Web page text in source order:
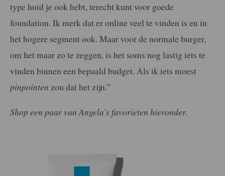
type huid je ook hebt, terecht kunt voor goede
foundation. Ik merk dat er online veel te vinden is en in
het hogere segment ook. Maar voor de normale burger,
om het maar zo te zeggen, is het soms nog lastig iets te
vinden binnen een bepaald budget. Als ik iets moest
pinpointen zou dat het zijn.”
Shop een paar van Angela’s favorieten hieronder.